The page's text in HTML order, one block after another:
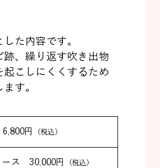
た内容です。
、繰り返す吹き出物
起こしにくくするため
す。
円 （税込）
ース 30,000円 （税込）